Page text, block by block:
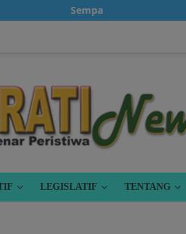
Sempatkanlah untuk
LEGISLATIF TENTANG